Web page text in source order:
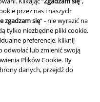
przez nas i naszych
zgadzam się” - nie wyrazić na
tylko niezbędne pliki cookie.
preferencje, kliknij
odwołać lub zmienić swoją
Plików Cookie. By
danych, przejdź do
środowiska